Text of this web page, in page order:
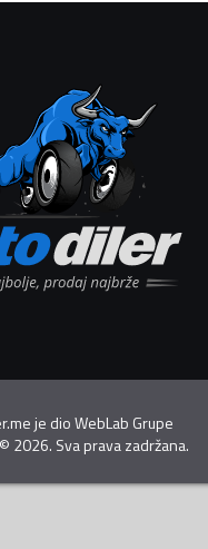
je dioWebLab Grupe
© 2026. Sva prava zadržana.